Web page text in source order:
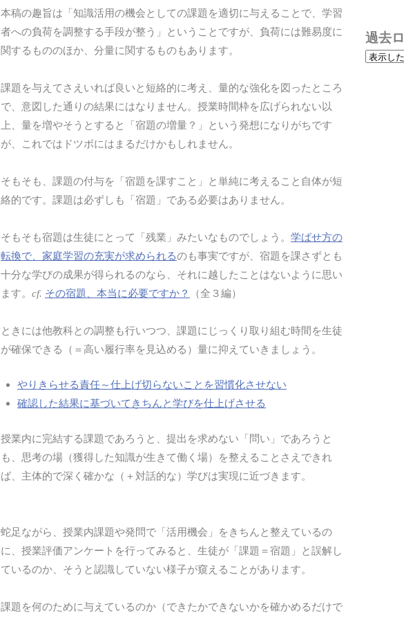
本稿の趣旨は「知識活用の機会としての課題を適切に与えることで、学習
者への負荷を調整する手段が整う」ということですが、負荷には難易度に
関するもののほか、分量に関するものもあります。
課題を与えてさえいれば良いと短絡的に考え、量的な強化を図ったところ
で、意図した通りの結果にはなりません。授業時間枠を広げられない以
上、量を増やそうとすると「宿題の増量？」という発想になりがちです
が、これではドツボにはまるだけかもしれません。
そもそも、課題の付与を「宿題を課すこと」と単純に考えること自体が短
絡的です。課題は必ずしも「宿題」である必要はありません。
そもそも宿題は生徒にとって「残業」みたいなものでしょう。 学ばせ方の
転換で、家庭学習の充実が求められるのも事実ですが、宿題を課さずとも
十分な学びの成果が得られるのなら、それに越したことはないように思い
ます。 cf. その宿題、本当に必要ですか？ （全３編）
ときには他教科との調整も行いつつ、課題にじっくり取り組む時間を生徒
が確保できる（＝高い履行率を見込める）量に抑えていきましょう。
やりきらせる責任～仕上げ切らないことを習慣化させない
確認した結果に基づいてきちんと学びを仕上げさせる
授業内に完結する課題であろうと、提出を求めない「問い」であろうと
も、思考の場（獲得した知識が生きて働く場）を整えることさえできれ
ば、主体的で深く確かな（＋対話的な）学びは実現に近づきます。
蛇足ながら、授業内課題や発問で「活用機会」をきちんと整えているの
に、授業評価アンケートを行ってみると、生徒が「課題＝宿題」と誤解し
ているのか、そうと認識していない様子が窺えることがあります。
課題を何のために与えているのか（できたかできないかを確かめるだけで
過去